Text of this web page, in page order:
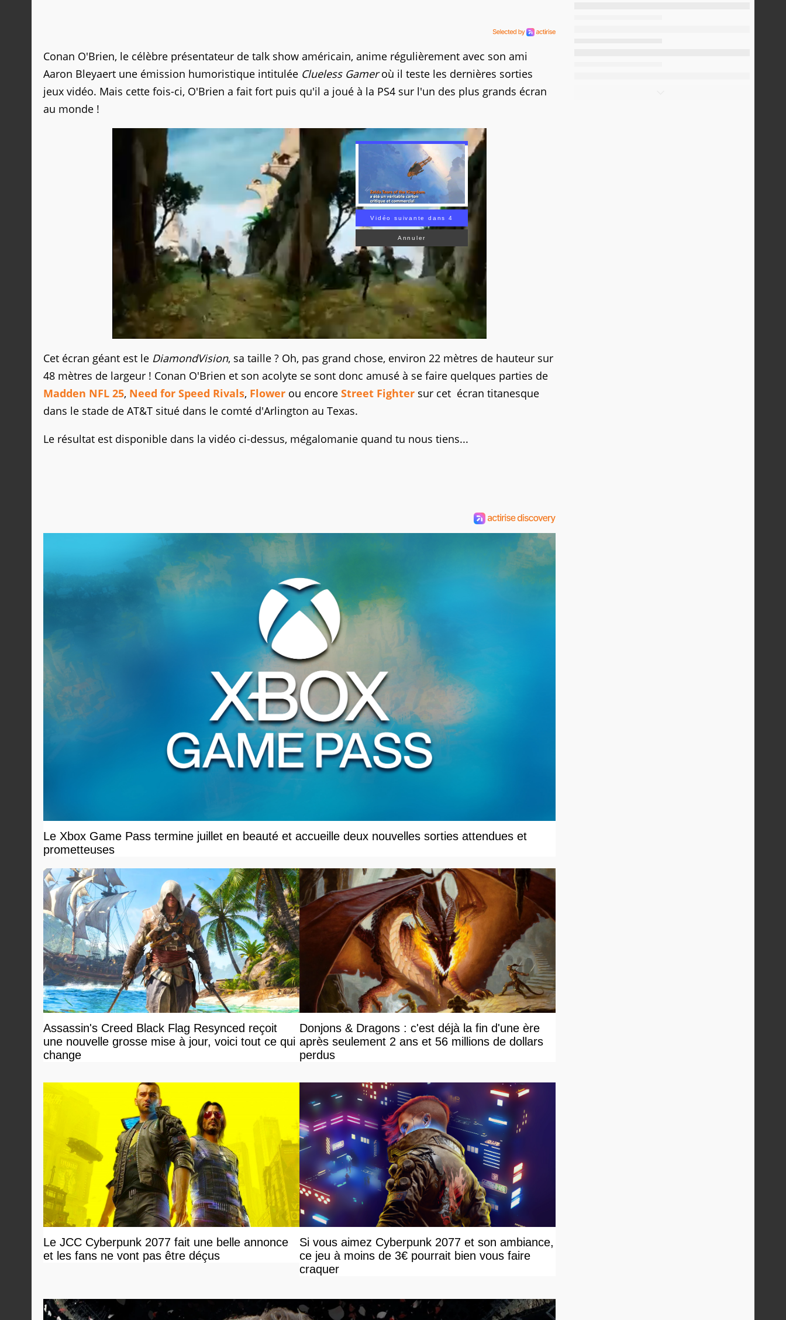
Conan O'Brien, le célèbre présentateur de talk show américain, anime régulièrement avec son ami
Aaron Bleyaert une émission humoristique intitulée Clueless Gameroù il teste les dernières sorties
jeux vidéo. Mais cette fois-ci, O'Brien a fait fort puis qu'il a joué à la PS4 sur l'un des plus grands écran
au monde !
Vidéo suivante dans 2
Annuler
Cet écran géant est le DiamondVision, sa taille ? Oh, pas grand chose, environ 22 mètres de hauteur sur
48 mètres de largeur ! Conan O'Brien et son acolyte se sont donc amusé à se faire quelques parties de
Madden NFL 25, Need for Speed Rivals, Flower ou encore Street Fighter sur cet écran titanesque
dans le stade de AT&T situé dans le comté d'Arlington au Texas.
Le résultat est disponible dans la vidéo ci-dessus, mégalomanie quand tu nous tiens...
Le Xbox Game Pass termine juillet en beauté et accueille deux nouvelles sorties attendues et
prometteuses
Assassin's Creed Black Flag Resynced reçoit
une nouvelle grosse mise à jour, voici tout ce qui
change
Donjons & Dragons : c'est déjà la fin d'une ère
après seulement 2 ans et 56 millions de dollars
perdus
Le JCC Cyberpunk 2077 fait une belle annonce
et les fans ne vont pas être déçus
Si vous aimez Cyberpunk 2077 et son ambiance,
ce jeu à moins de 3€ pourrait bien vous faire
craquer